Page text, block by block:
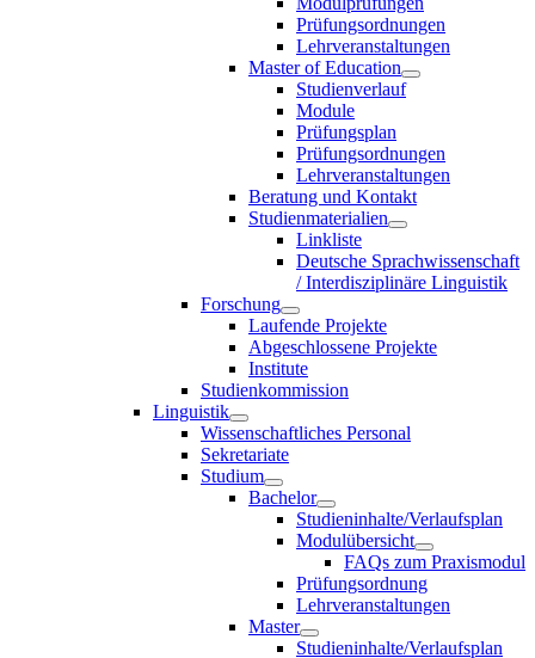
Prüfungsordnungen
Lehrveranstaltungen
Master of Education
Studienverlauf
Module
Prüfungsplan
Prüfungsordnungen
Lehrveranstaltungen
Beratung und Kontakt
Studienmaterialien
Linkliste
Deutsche Sprachwissenschaft
/ Interdisziplinäre Linguistik
Forschung
Laufende Projekte
Abgeschlossene Projekte
Institute
Studienkommission
Linguistik
Wissenschaftliches Personal
Sekretariate
Studium
Bachelor
Studieninhalte/Verlaufsplan
Modulübersicht
FAQs zum Praxismodul
Prüfungsordnung
Lehrveranstaltungen
Master
Studieninhalte/Verlaufsplan